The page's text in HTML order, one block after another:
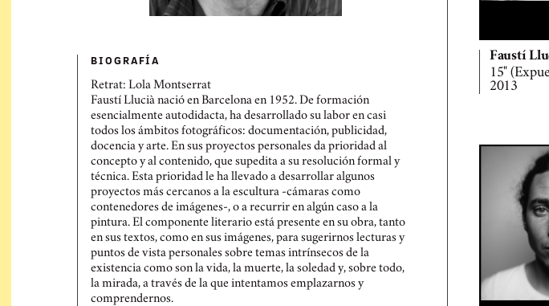
BIOGRAFÍ­A
Retrat: Lola Montserrat
Faustí Llucià nació en Barcelona en 1952. De formación
esencialmente autodidacta, ha desarrollado su labor en casi
todos los ámbitos fotográficos: documentación, publicidad,
docencia y arte. En sus proyectos personales da prioridad al
concepto y al contenido, que supedita a su resolución formal y
técnica. Esta prioridad le ha llevado a desarrollar algunos
proyectos más cercanos a la escultura -cámaras como
contenedores de imágenes-, o a recurrir en algún caso a la
pintura. El componente literario está presente en su obra, tanto
en sus textos, como en sus imágenes, para sugerirnos lecturas y
puntos de vista personales sobre temas intrínsecos de la
existencia como son la vida, la muerte, la soledad y, sobre todo,
la mirada, a través de la que intentamos emplazarnos y
comprendernos.
Faustí
15"
2013